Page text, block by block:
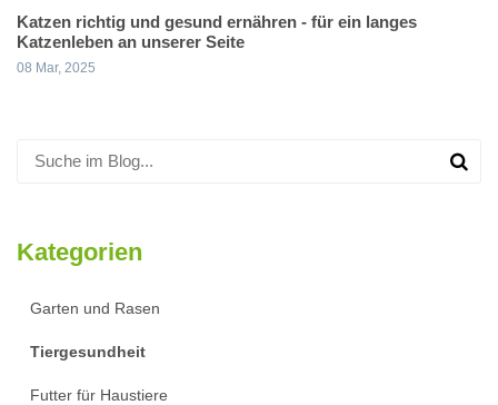
Katzen richtig und gesund ernähren - für ein langes
Katzenleben an unserer Seite
08 Mar, 2025
Kategorien
Garten und Rasen
Tiergesundheit
Futter für Haustiere